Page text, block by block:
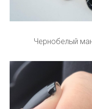
Чернобелый